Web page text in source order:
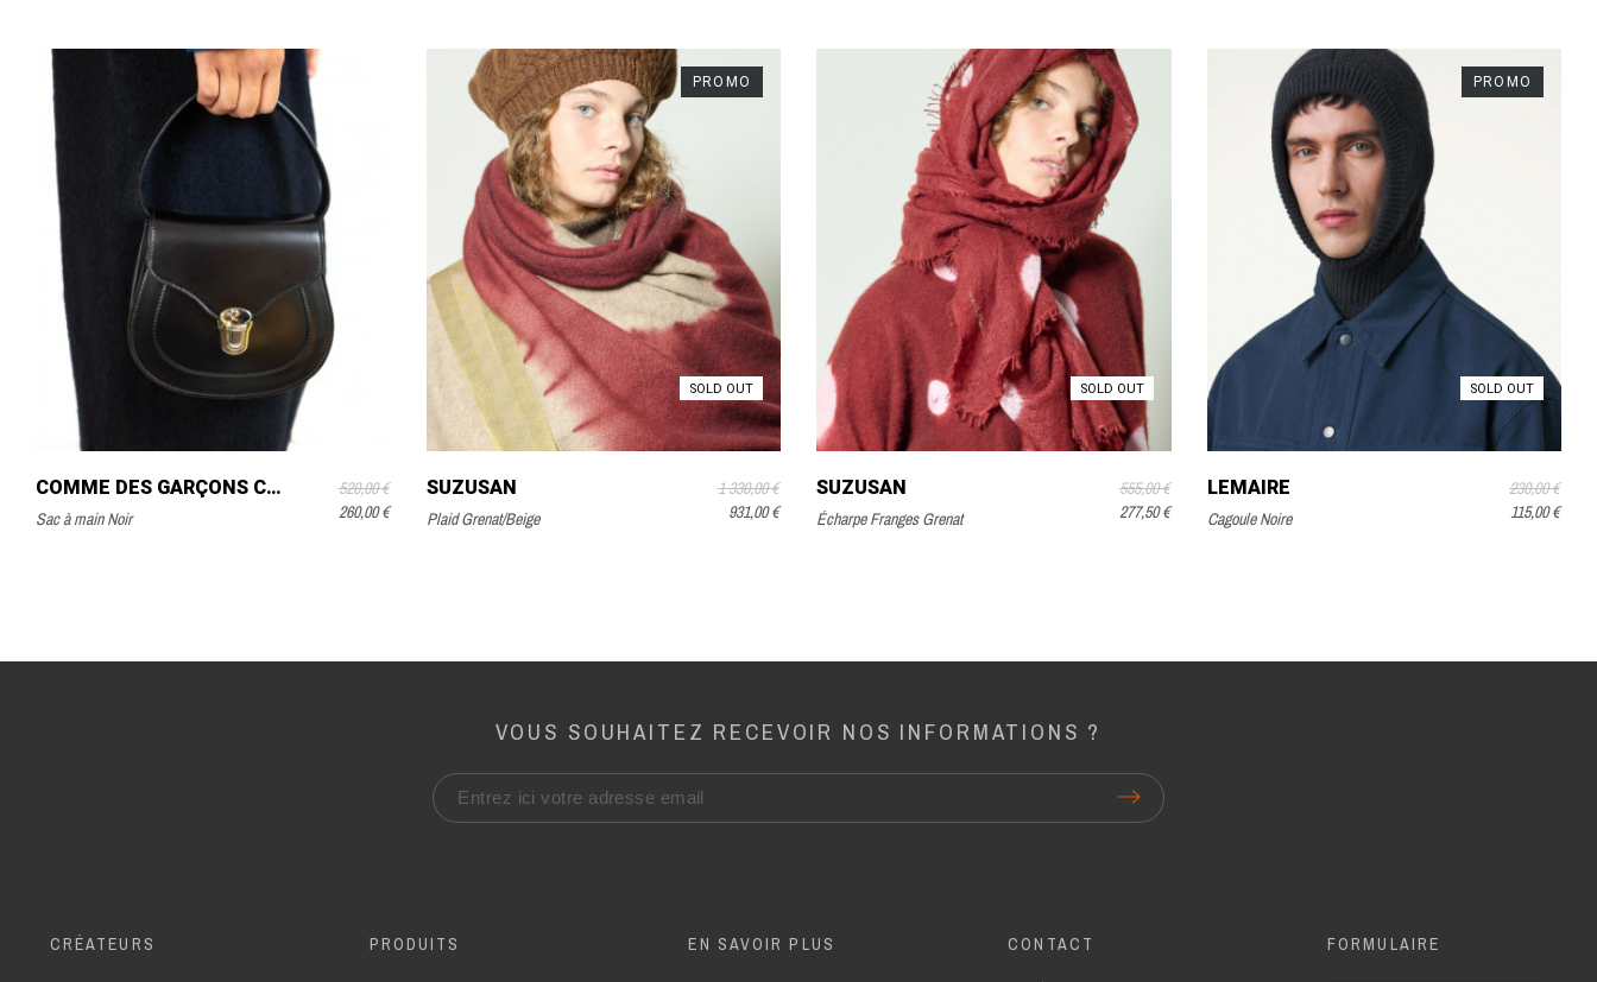
COMME DES GARÇONS COMME DES GARÇONS
Sac à main Noir
520,00 €
260,00 €
SUZUSAN
Plaid Grenat/Beige
1 330,00 €
931,00 €
SOLD OUT
PROMO
SUZUSAN
Écharpe Franges Grenat
555,00 €
277,50 €
SOLD OUT
LEMAIRE
Cagoule Noire
230,00 €
115,00 €
SOLD OUT
PROMO
VOUS SOUHAITEZ RECEVOIR NOS INFORMATIONS ?
CRÉATEURS PRODUITS EN SAVOIR PLUS CONTACT FORMULAIRE